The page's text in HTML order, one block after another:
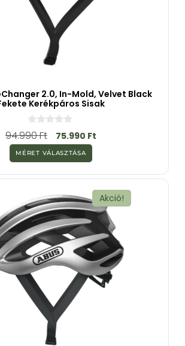
2.0, In-Mold, Velvet Black
Kerékpáros Sisak
0
a
5
-
b
ő
94.990Ft 75.990 Ft
MÉRET VÁLASZTÁSA
Akció!